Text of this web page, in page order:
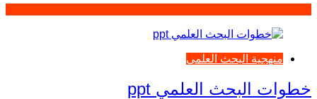
منهجية البحث العلمي
خطوات البحث العلمي ppt